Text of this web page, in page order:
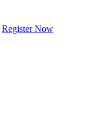
Register Now